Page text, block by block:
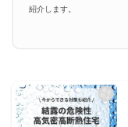
紹介します。